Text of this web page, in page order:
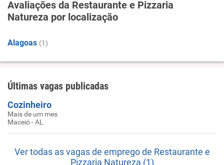
Avaliações da Restaurante e Pizzaria
Natureza por localização
Alagoas (1)
Últimas vagas publicadas
Cozinheiro
Mais de um mes
Maceió - AL
Ver todas as vagas de emprego de Restaurante e
Pizzaria Natureza (1)